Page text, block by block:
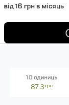
від 16 грн в місяць
10 одиниць
87.3грн